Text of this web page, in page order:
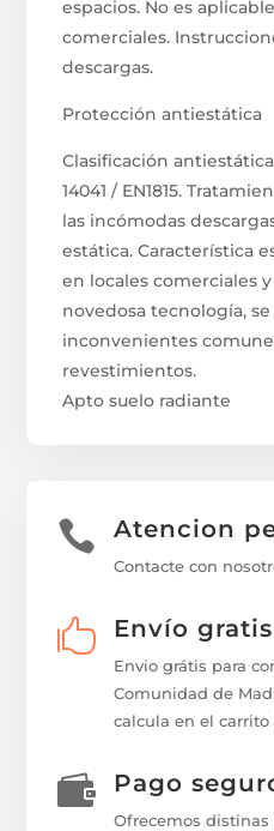
espacios. No es
comerciales.
descargas.
Protección antiestática
Clasificación
14041 / EN1815.
las incómodas
estática. Característica
en locales comerciales
novedosa tecnología,
inconvenientes
revestimientos.
Apto suelo radiante
 Atencion
Contacte con
 Envío gratis
Envio grátis para
Comunidad de
calcula en el
 Pago
Ofrecemos